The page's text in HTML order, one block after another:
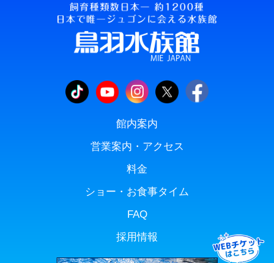
館内案内
営業案内・アクセス
料金
ショー・お食事タイム
FAQ
採用情報